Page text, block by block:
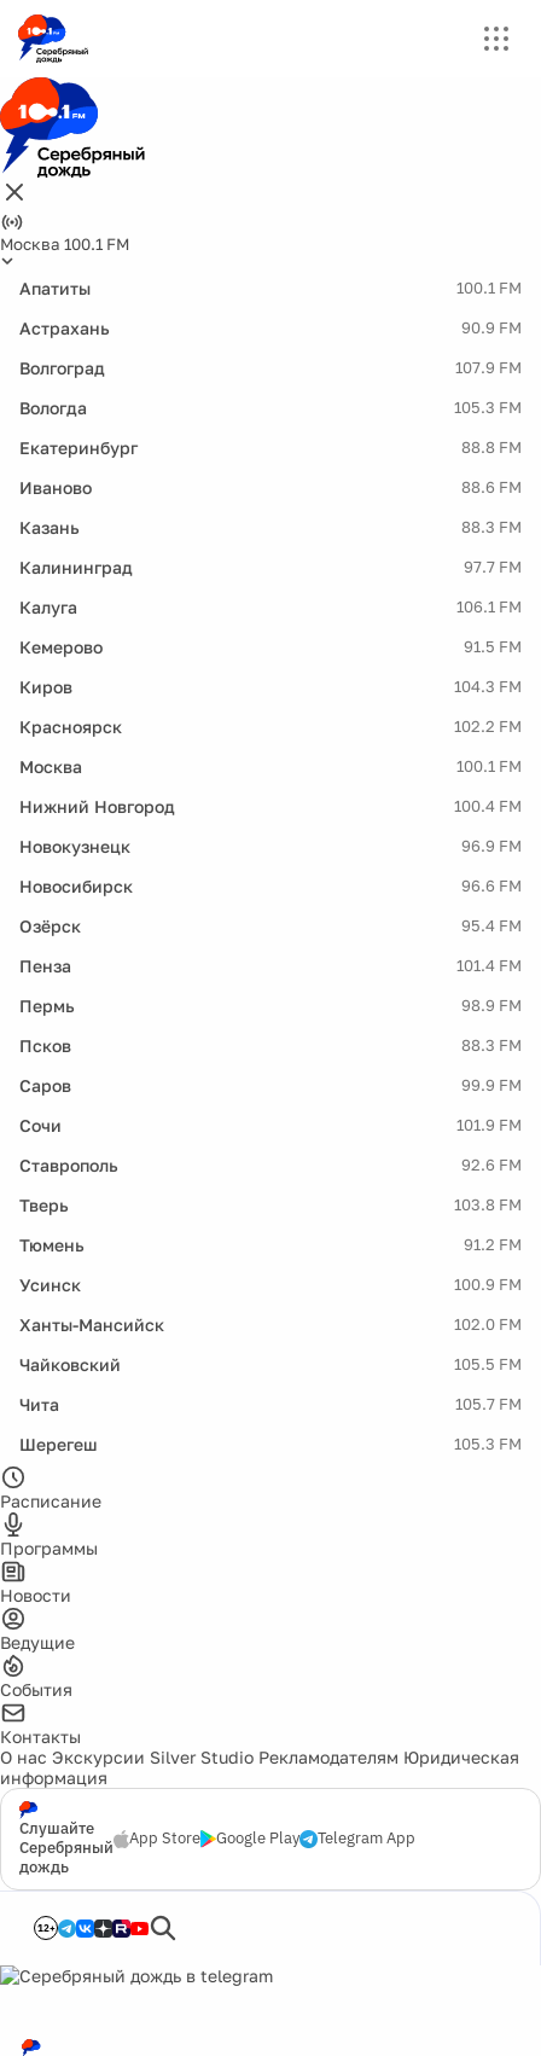
Москва 100.1 FM
Апатиты 100.1 FM
Астрахань 90.9 FM
Волгоград 107.9 FM
Вологда 105.3 FM
Екатеринбург 88.8 FM
Иваново 88.6 FM
Казань 88.3 FM
Калининград 97.7 FM
Калуга 106.1 FM
Кемерово 91.5 FM
Киров 104.3 FM
Красноярск 102.2 FM
Москва 100.1 FM
Нижний Новгород 100.4 FM
Новокузнецк 96.9 FM
Новосибирск 96.6 FM
Озёрск 95.4 FM
Пенза 101.4 FM
Пермь 98.9 FM
Псков 88.3 FM
Саров 99.9 FM
Сочи 101.9 FM
Ставрополь 92.6 FM
Тверь 103.8 FM
Тюмень 91.2 FM
Усинск 100.9 FM
Ханты-Мансийск 102.0 FM
Чайковский 105.5 FM
Чита 105.7 FM
Шерегеш 105.3 FM
Расписание
Программы
Новости
Ведущие
События
Контакты
О нас Экскурсии Silver Studio Рекламодателям Юридическая
информация
Слушайте
Серебряный
дождь
App Store Google Play Telegram App
12+